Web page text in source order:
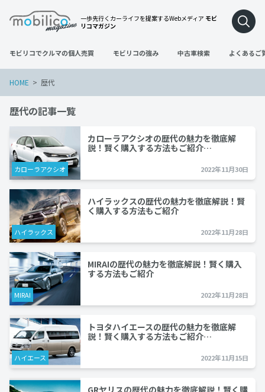
一歩先行くカーライフを提案するWebメディア モビ
リコマガジン
モビリコでクルマの個人売買 モビリコの強み 中古車検索 よくあるご
HOME 歴代
歴代の記事一覧
カローラアクシオ
カローラアクシオの歴代の魅力を徹底解
説！賢く購入する方法もご紹介…
2022年11月30日
ハイラックス
ハイラックスの歴代の魅力を徹底解説！賢
く購入する方法もご紹介
2022年11月28日
MIRAI
MIRAIの歴代の魅力を徹底解説！賢く購入
する方法もご紹介
2022年11月28日
ハイエース
トヨタハイエースの歴代の魅力を徹底解
説！賢く購入する方法もご紹介…
2022年11月15日
GRヤリスの歴代の魅力を徹底解説！賢く購